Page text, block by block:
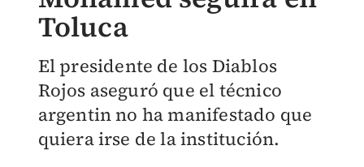
Toluca
El presidente de los Diablos
Rojos aseguró que el técnico
argentin no ha manifestado que
quiera irse de la institución.